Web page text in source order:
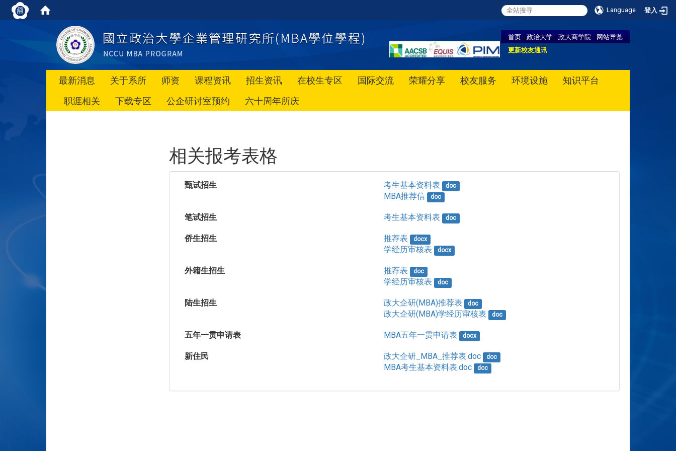
Language 登入
首页 政治大学 政大商学院
网站导览
更新校友通讯
最新消息 关于系所 师资 课程资讯 招生资讯 在校生专区 国际交流 荣耀分享 校友服务 环境设施
知识平台
职涯相关
下载专区 公企研讨室预约 六十周年所庆
相关报考表格
甄试招生 考生基本资料表 doc
MBA推荐信 doc
笔试招生 考生基本资料表 doc
侨生招生 推荐表 docx
学经历审核表 docx
外籍生招生 推荐表 doc
学经历审核表 doc
陆生招生 政大企研(MBA)推荐表 doc
政大企研(MBA)学经历审核表 doc
五年一贯申请表 MBA五年一贯申请表 docx
新住民 政大企研_MBA_推荐表.doc doc
MBA考生基本资料表.doc doc